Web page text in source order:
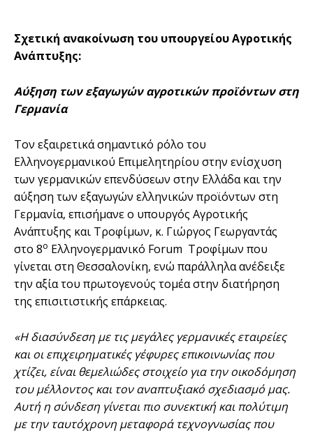
Σχετική ανακοίνωση του υπουργείου Αγροτικής
Ανάπτυξης:
Αύξηση των εξαγωγών αγροτικών προϊόντων στη
Γερμανία
Τον εξαιρετικά σημαντικό ρόλο του
Ελληνογερμανικού Επιμελητηρίου στην ενίσχυση
των γερμανικών επενδύσεων στην Ελλάδα και την
αύξηση των εξαγωγών ελληνικών προϊόντων στη
Γερμανία, επισήμανε ο υπουργός Αγροτικής
Ανάπτυξης και Τροφίμων, κ. Γιώργος Γεωργαντάς
στο 8ο Ελληνογερμανικό Forum Τροφίμων που
γίνεται στη Θεσσαλονίκη, ενώ παράλληλα ανέδειξε
την αξία του πρωτογενούς τομέα στην διατήρηση
της επισιτιστικής επάρκειας.
«Η διασύνδεση με τις μεγάλες γερμανικές εταιρείες
και οι επιχειρηματικές γέφυρες επικοινωνίας που
χτίζει, είναι θεμελιώδες στοιχείο για την οικοδόμηση
του μέλλοντος και τον αναπτυξιακό σχεδιασμό μας.
Αυτή η σύνδεση γίνεται πιο συνεκτική και πολύτιμη
με την ταυτόχρονη μεταφορά τεχνογνωσίας που